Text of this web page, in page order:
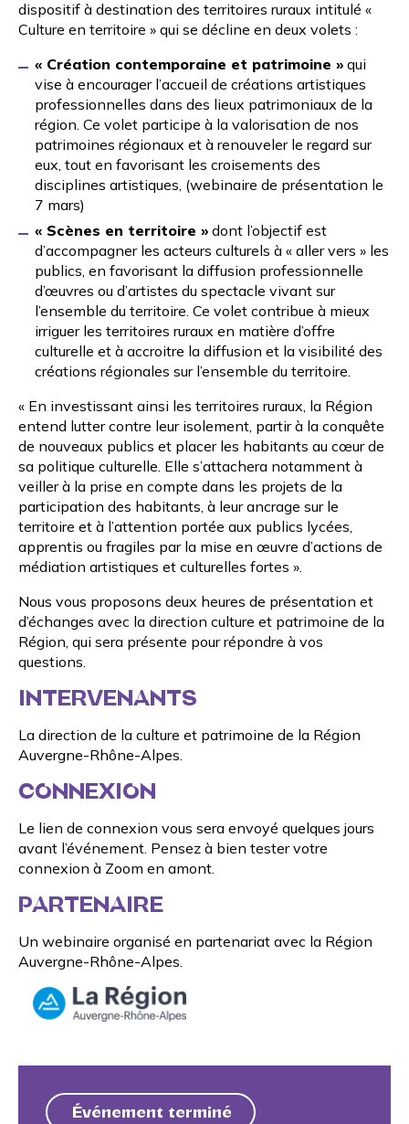
dispositif à destination des territoires ruraux intitulé «
Culture en territoire » qui se décline en deux volets :
« Création contemporaine et patrimoine » qui
vise à encourager l’accueil de créations artistiques
professionnelles dans des lieux patrimoniaux de la
région. Ce volet participe à la valorisation de nos
patrimoines régionaux et à renouveler le regard sur
eux, tout en favorisant les croisements des
disciplines artistiques, (webinaire de présentation le
7 mars)
« Scènes en territoire » dont l’objectif est
d’accompagner les acteurs culturels à « aller vers » les
publics, en favorisant la diffusion professionnelle
d’œuvres ou d’artistes du spectacle vivant sur
l’ensemble du territoire. Ce volet contribue à mieux
irriguer les territoires ruraux en matière d’offre
culturelle et à accroitre la diffusion et la visibilité des
créations régionales sur l’ensemble du territoire.
« En investissant ainsi les territoires ruraux, la Région
entend lutter contre leur isolement, partir à la conquête
de nouveaux publics et placer les habitants au cœur de
sa politique culturelle. Elle s’attachera notamment à
veiller à la prise en compte dans les projets de la
participation des habitants, à leur ancrage sur le
territoire et à l’attention portée aux publics lycées,
apprentis ou fragiles par la mise en œuvre d’actions de
médiation artistiques et culturelles fortes ».
Nous vous proposons deux heures de présentation et
d’échanges avec la direction culture et patrimoine de la
Région, qui sera présente pour répondre à vos
questions.
INTERVENANTS
La direction de la culture et patrimoine de la Région
Auvergne-Rhône-Alpes.
CONNEXION
Le lien de connexion vous sera envoyé quelques jours
avant l’événement. Pensez à bien tester votre
connexion à Zoom en amont.
PARTENAIRE
Un webinaire organisé en partenariat avec la Région
Auvergne-Rhône-Alpes.
Événement terminé